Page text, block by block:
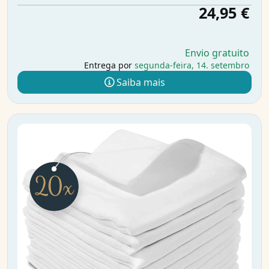
24,95 €
Envio gratuito
Entrega por segunda-feira, 14. setembro
Saiba mais